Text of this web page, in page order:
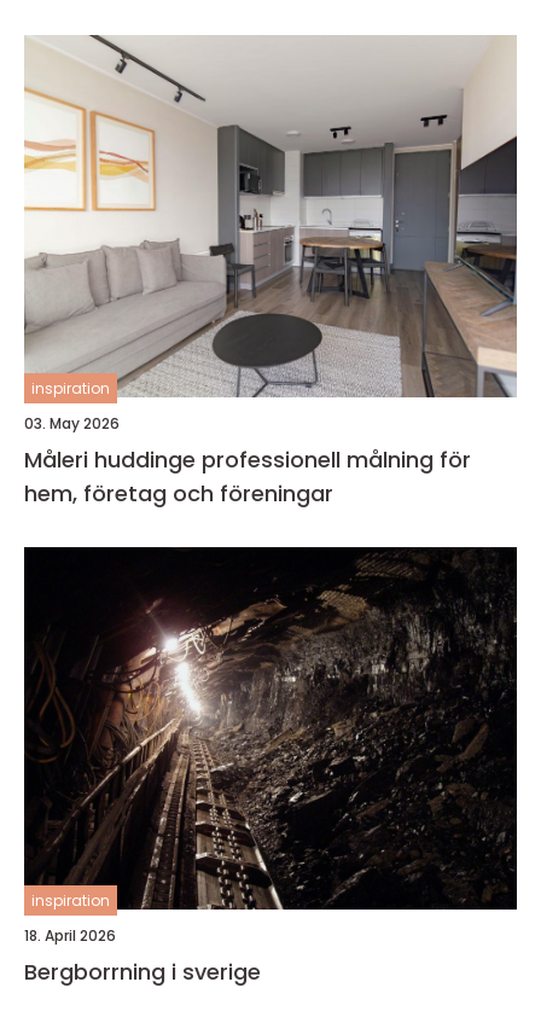
inspiration
03. May 2026
Måleri huddinge professionell målning för
hem, företag och föreningar
inspiration
18. April 2026
Bergborrning i sverige